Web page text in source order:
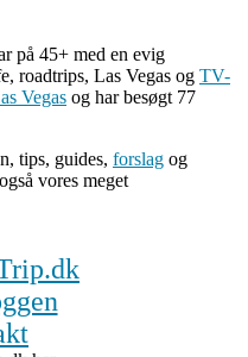
på 45+ med en evig
roadtrips, Las Vegas og TV-
Vegas og har besøgt 77
tips, guides, forslag og
vores meget